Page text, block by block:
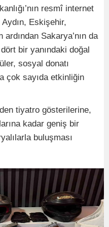
resmî internet
Eskişehir,
Sakarya’nın da
bir yanındaki doğal
sosyal donatı
çok sayıda etkinliğin
tiyatro gösterilerine,
kadar geniş bir
buluşması